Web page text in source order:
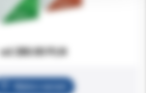
od 280.00 PLN